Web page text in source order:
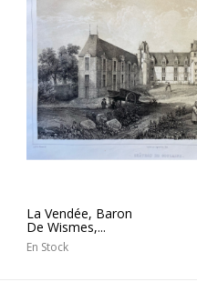
La Vendée, Baron
De Wismes,...
En Stock